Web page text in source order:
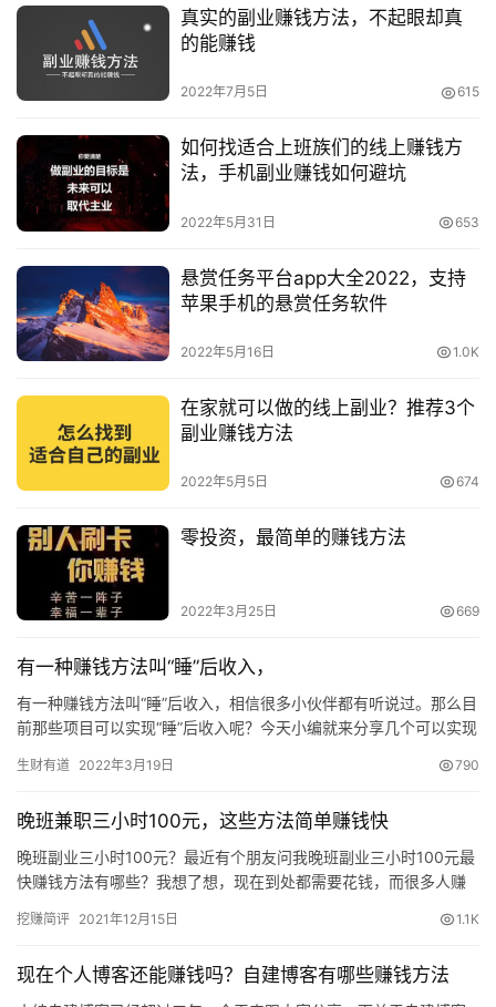
A
P
真实的副业赚钱方法，不起眼却真
的能赚钱
2022年7月5日 615
如何找适合上班族们的线上赚钱方
法，手机副业赚钱如何避坑
2022年5月31日 653
悬赏任务平台app大全2022，支持
苹果手机的悬赏任务软件
2022年5月16日 1.0K
在家就可以做的线上副业？推荐3个
副业赚钱方法
2022年5月5日 674
零投资，最简单的赚钱方法
2022年3月25日 669
有一种赚钱方法叫“睡”后收入，
有一种赚钱方法叫“睡”后收入，相信很多小伙伴都有听说过。那么目
前那些项目可以实现“睡”后收入呢？今天小编就来分享几个可以实现
生财有道 2022年3月19日 790
晚班兼职三小时100元，这些方法简单赚钱快
晚班副业三小时100元？最近有个朋友问我晚班副业三小时100元最
快赚钱方法有哪些？我想了想，现在到处都需要花钱，而很多人赚
挖赚简评 2021年12月15日 1.1K
现在个人博客还能赚钱吗？自建博客有哪些赚钱方法